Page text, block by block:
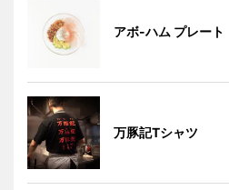
アボ-ハム プレート
万豚記Tシャツ